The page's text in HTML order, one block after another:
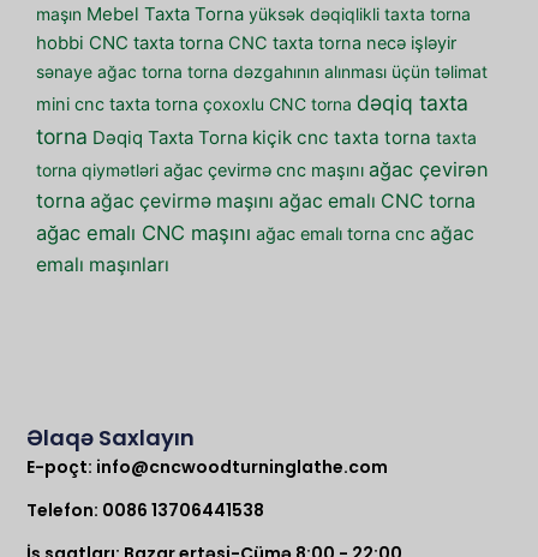
maşın Mebel Taxta Torna yüksək dəqiqlikli taxta torna
hobbi CNC taxta torna CNC taxta torna necə işləyir
sənaye ağac torna torna dəzgahının alınması üçün təlimat
mini cnc taxta torna çoxoxlu CNC torna dəqiq taxta
torna Dəqiq Taxta Torna kiçik cnc taxta torna taxta
torna qiymətləri ağac çevirmə cnc maşını ağac çevirən
torna ağac çevirmə maşını ağac emalı CNC torna
ağac emalı CNC maşını ağac emalı torna cnc ağac
emalı maşınları
Əlaqə Saxlayın
E-poçt: info@cncwoodturninglathe.com
Telefon: 0086 13706441538